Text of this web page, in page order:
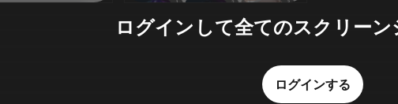
ログインして全てのスクリーン
ログインする